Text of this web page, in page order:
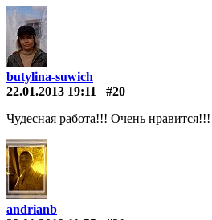
butylina-suwich
22.01.2013 19:11
#20
Чудесная работа!!! Очень нравится!!!
andrianb